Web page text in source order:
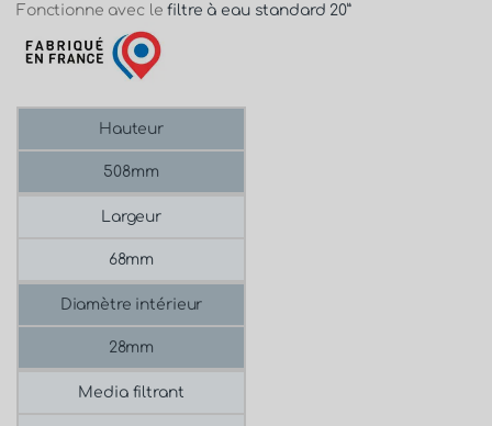
Fonctionne avec lefiltre à eau standard 20”
Hauteur
508mm
Largeur
68mm
Diamètre intérieur
28mm
Media filtrant